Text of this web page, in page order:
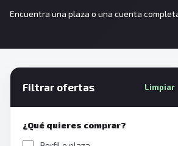
Encuentra una plaza o una cuenta
Filtrar ofertas Limpiar
¿Qué quieres comprar?